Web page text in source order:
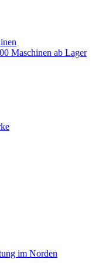
Maschinen ab Lager
im Norden